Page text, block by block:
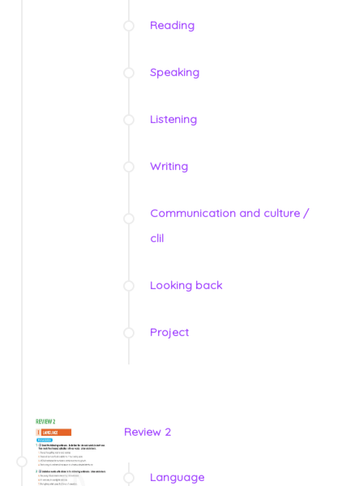
Reading
Speaking
Listening
Writing
Communication and culture /
clil
Looking back
Project
Review 2
Language